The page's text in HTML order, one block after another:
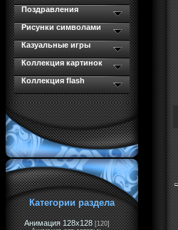
Поздравления
Рисунки символами
Казуальные игры
Коллекция картинок
Коллекция flash
Категории раздела
Анимация 128x128 [120]